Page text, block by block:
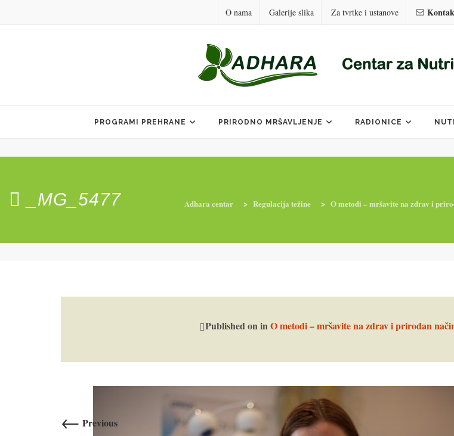
O nama Galerije slika Za tvrtke i ustanove
PROGRAMI PREHRANE PRIRODNO MRŠAVLJENJE RADIONICE
_MG_5477 Adhara centar > Regulacija težine > O metodi – mršavite na zdrav i
Published oninO metodi – mršavite na zdrav i prirodan
← Previous